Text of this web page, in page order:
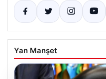
Yan Manşet